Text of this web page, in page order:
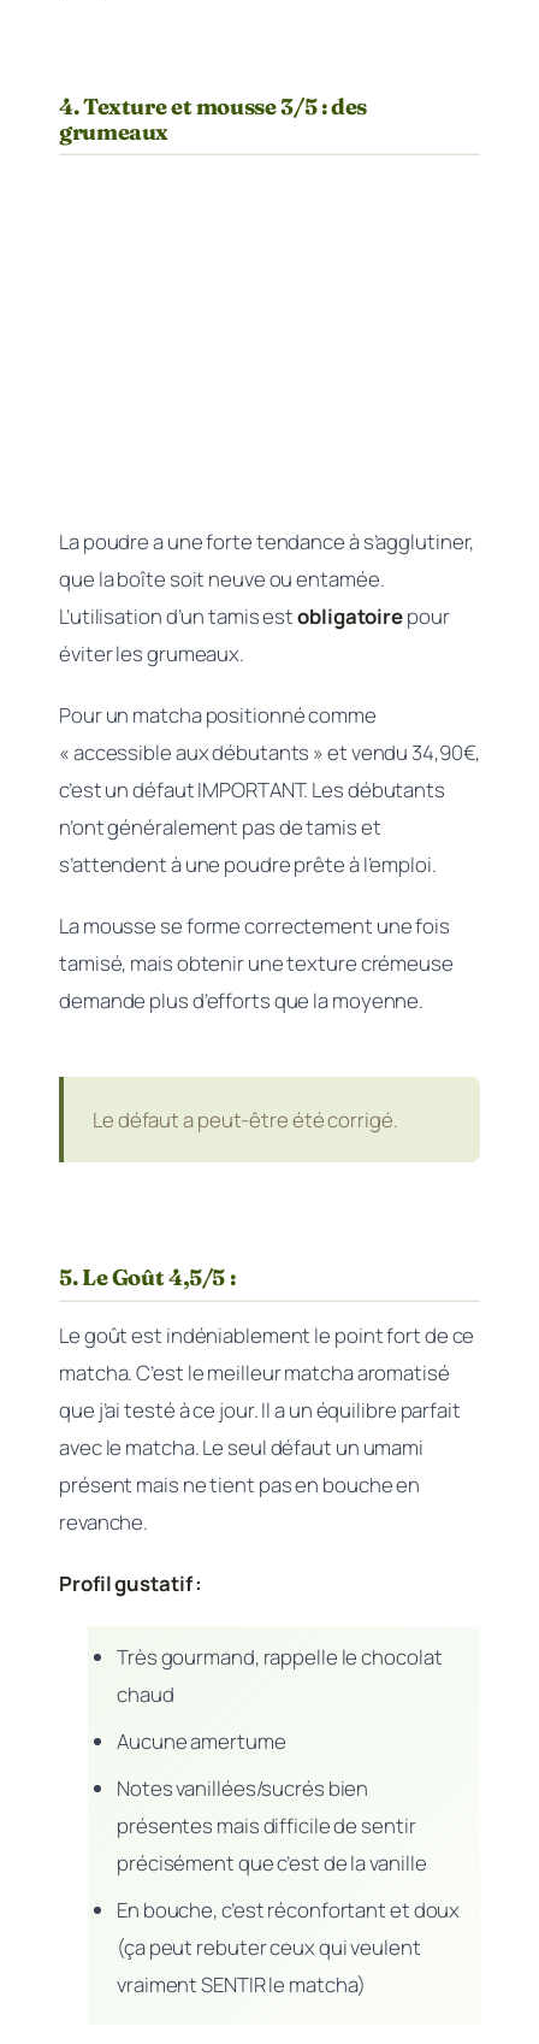
4. Texture et mousse 3/5 : des
grumeaux
La poudre a une forte tendance à s’agglutiner,
que la boîte soit neuve ou entamée.
L’utilisation d’un tamis estobligatoirepour
éviter les grumeaux.
Pour un matcha positionné comme
« accessible aux débutants » et vendu 34,90€,
c’est un défaut IMPORTANT. Les débutants
n’ont généralement pas de tamis et
s’attendent à une poudre prête à l’emploi.
La mousse se forme correctement une fois
tamisé, mais obtenir une texture crémeuse
demande plus d’efforts que la moyenne.
Le défaut a peut-être été corrigé.
5. Le Goût 4,5/5 :
Le goût est indéniablement le point fort de ce
matcha. C’est le meilleur matcha aromatisé
que j’ai testé à ce jour. Il a un équilibre parfait
avec le matcha. Le seul défaut un umami
présent mais ne tient pas en bouche en
revanche.
Profil gustatif :
Très gourmand, rappelle le chocolat
chaud
Aucune amertume
Notes vanillées/sucrés bien
présentes mais difficile de sentir
précisément que c’est de la vanille
En bouche, c’est réconfortant et doux
(ça peut rebuter ceux qui veulent
vraiment SENTIR le matcha)